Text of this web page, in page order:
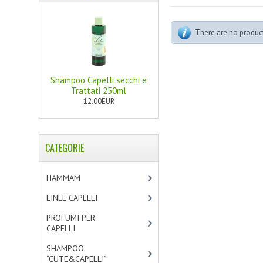
There are no
Shampoo Capelli secchi e
Trattati 250ml
12.00EUR
CATEGORIE
HAMMAM
LINEE CAPELLI
PROFUMI PER
CAPELLI
SHAMPOO
“CUTE&CAPELLI”